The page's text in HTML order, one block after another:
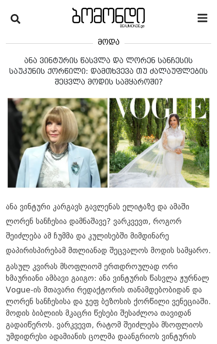
მოდა
ანა ვინტურის წასვლა და ლორენ სანჩესის
საუკუნის ქორწილი: დამთხვევა თუ ძალაუფლების
შეცვლა მოდის სამყაროში?
ანა ვინტური კარგავს გავლენას ელიტაზე და ამაში
ლორენ სანჩესია დამნაშავე? ვარკვევთ, როგორ
შეიძლება ამ ჩუმმა და კულისებში მიმდინარე
დაპირისპირებამ მთლიანად შეცვალოს მოდის სამყარო.
გასულ კვირას მსოფლიომ ერთდროულად ორი
ხმაურიანი ამბავი გაიგო: ანა ვინტურის წასვლა ჟურნალ
Vogue-ის მთავარი რედაქტორის თანამდებობიდან და
ლორენ სანჩესისა და ჯეფ ბეზოსის ქორწილი ვენეციაში.
მოდის ბიბლიის მკაცრი წესები შესაძლოა თავიდან
გადაიწეროს. ვარკვევთ, რატომ შეიძლება მსოფლიოს
უმდიდრესი ადამიანის ცოლმა დაანგრიოს ვინტურის